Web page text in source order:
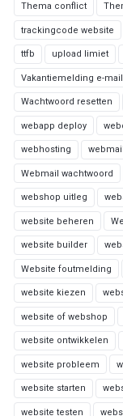
Thema conflict
trackingcode website
ttfb upload limiet
Vakantiemelding e-mail
Wachtwoord resetten
webapp deploy
webhosting webmail
Webmail wachtwoord
webshop uitleg
website beheren
website builder
Website foutmelding
website kiezen
website of webshop
website ontwikkelen
website probleem
website starten
website testen